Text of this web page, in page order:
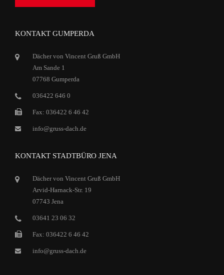
KONTAKT GUMPERDA
Dächer von Vincent Gruß GmbH
Am Sande 1
07768 Gumperda
036422 646 0
Fax: 036422 6 46 42
info@gruss-dach.de
KONTAKT STADTBÜRO JENA
Dächer von Vincent Gruß GmbH
Arvid-Harnack-Str. 19
07743 Jena
03641 23 06 32
Fax: 036422 6 46 42
info@gruss-dach.de